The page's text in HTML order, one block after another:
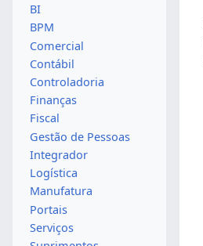
BI
BPM
Comercial
Contábil
Controladoria
Finanças
Fiscal
Gestão de Pessoas
Integrador
Logística
Manufatura
Portais
Serviços